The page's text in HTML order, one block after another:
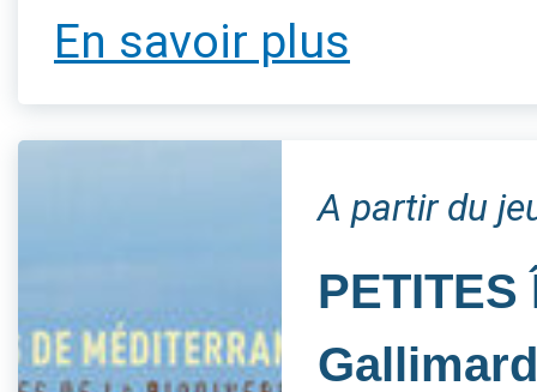
En savoir plus
A partir du
Gallimard